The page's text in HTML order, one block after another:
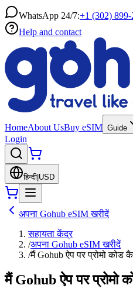
WhatsApp 24/7:+1 (302) 899-
Help and contact
HomeAbout UsBuy eSIM Guide
Login
हिन्दी USD
अपना Gohub eSIM खरीदें
सहायता केंद्र
/अपना Gohub eSIM खरीदें
/मैं Gohub ऐप पर प्रोमो कोड
मैं Gohub ऐप पर